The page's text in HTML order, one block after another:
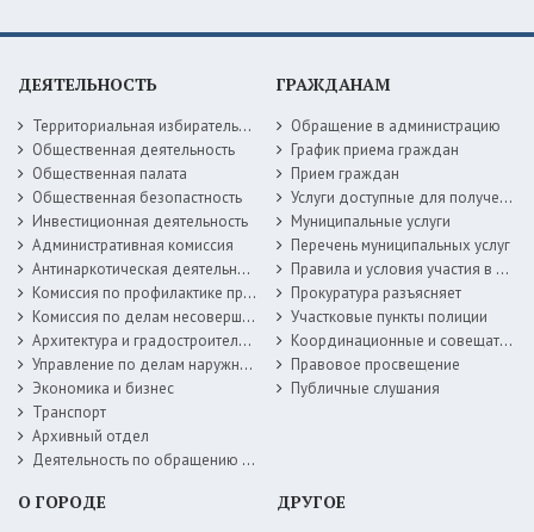
ДЕЯТЕЛЬНОСТЬ
Территориальная избирательная комиссия
Общественная деятельность
Общественная палата
Общественная безопастность
Инвестиционная деятельность
Административная комиссия
Антинаркотическая деятельность
Комиссия по профилактике правонарушений
Комиссия по делам несовершеннолетних
Архитектура и градостроительство
Управление по делам наружной рекламы
Экономика и бизнес
Транспорт
Архивный отдел
Деятельность по обращению с животными без владельцев
ГРАЖДАНАМ
Обращение в администрацию
График приема граждан
Прием граждан
Услуги доступные для получения в электронной форме
Муниципальные услуги
Перечень муниципальных услуг
Правила и условия участия в жилищных программах
Прокуратура разъясняет
Участковые пункты полиции
Координационные и совещательные органы
Правовое просвещение
Публичные слушания
О ГОРОДЕ ДРУГОЕ